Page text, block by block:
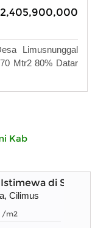
2,405,900,000
Limusnunggal
Mtr2 80% Datar
Kab
di
Cilimus
/m2